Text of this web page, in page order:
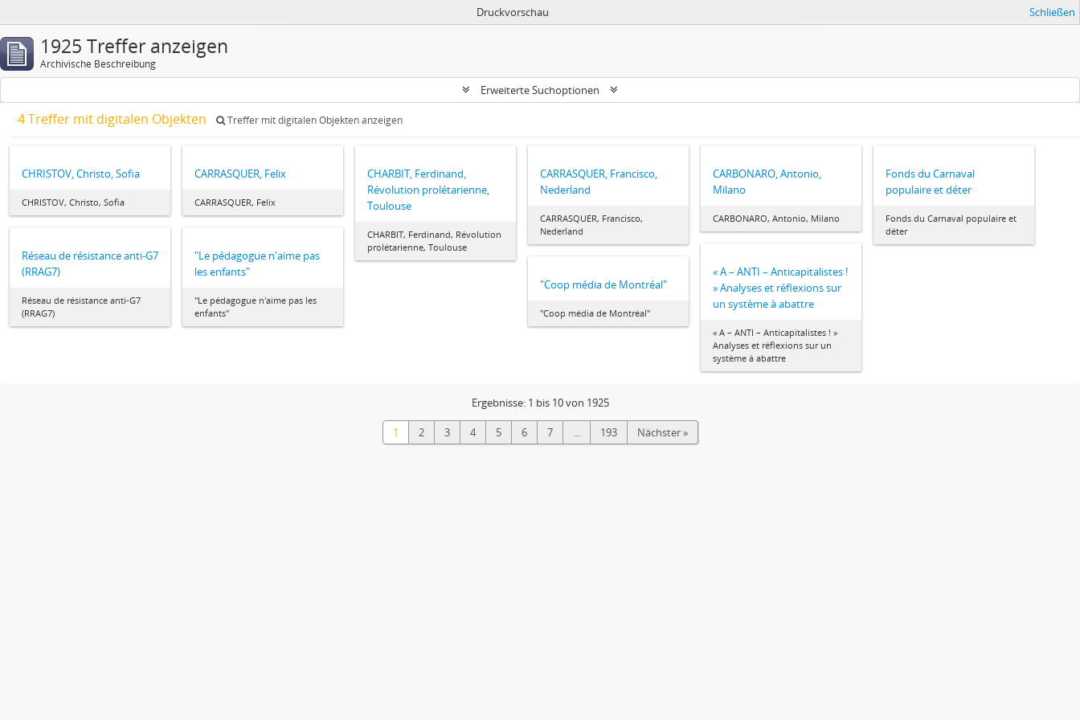
Druckvorschau Schließen
1925 Treffer anzeigen
Archivische Beschreibung
Erweiterte Suchoptionen
4 Treffer mit digitalen Objekten Treffer mit digitalen Objekten anzeigen
CHRISTOV, Christo, Sofia
CHRISTOV, Christo, Sofia
CARRASQUER, Felix
CARRASQUER, Felix
CHARBIT, Ferdinand,
Révolution prolétarienne,
Toulouse
CHARBIT, Ferdinand, Révolution
prolétarienne, Toulouse
CARRASQUER, Francisco,
Nederland
CARRASQUER, Francisco,
Nederland
CARBONARO, Antonio,
Milano
CARBONARO, Antonio, Milano
Fonds du Carnaval
populaire et déter
Fonds du Carnaval populaire et
déter
Réseau de résistance anti-G7
(RRAG7)
Réseau de résistance anti-G7
(RRAG7)
"Le pédagogue n'aime pas
les enfants"
"Le pédagogue n'aime pas les
enfants"
« A – ANTI – Anticapitalistes !
» Analyses et réflexions sur
un système à abattre
« A – ANTI – Anticapitalistes ! »
Analyses et réflexions sur un
système à abattre
"Coop média de Montréal"
"Coop média de Montréal"
Ergebnisse: 1 bis 10 von 1925
1 2 3 4 5 6 7 ... 193 Nächster »